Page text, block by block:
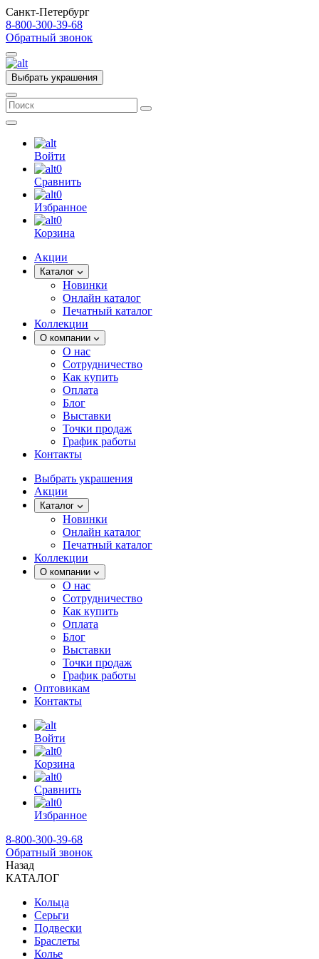
Санкт-Петербург
8-800-300-39-68
Обратный звонок
Выбрать украшения
Войти
0
Сравнить
0
Избранное
0
Корзина
Акции
Каталог
Новинки
Онлайн каталог
Печатный каталог
Коллекции
О компании
О нас
Сотрудничество
Как купить
Оплата
Блог
Выставки
Точки продаж
График работы
Контакты
Выбрать украшения
Акции
Каталог
Новинки
Онлайн каталог
Печатный каталог
Коллекции
О компании
О нас
Сотрудничество
Как купить
Оплата
Блог
Выставки
Точки продаж
График работы
Оптовикам
Контакты
Войти
0
Корзина
0
Сравнить
0
Избранное
8-800-300-39-68
Обратный звонок
Назад
КАТАЛОГ
Кольца
Серьги
Подвески
Браслеты
Колье